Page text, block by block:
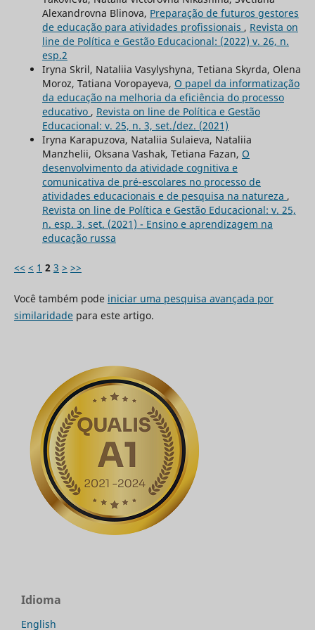
Alexandrovna Blinova, Preparação de futuros gestores
de educação para atividades profissionais , Revista on
line de Política e Gestão Educacional: (2022) v. 26, n.
esp.2
Iryna Skril, Nataliia Vasylyshyna, Tetiana Skyrda, Olena
Moroz, Tatiana Voropayeva, O papel da informatização
da educação na melhoria da eficiência do processo
educativo , Revista on line de Política e Gestão
Educacional: v. 25, n. 3, set./dez. (2021)
Iryna Karapuzova, Nataliia Sulaieva, Nataliia
Manzhelii, Oksana Vashak, Tetiana Fazan, O
desenvolvimento da atividade cognitiva e
comunicativa de pré-escolares no processo de
atividades educacionais e de pesquisa na natureza ,
Revista on line de Política e Gestão Educacional: v. 25,
n. esp. 3, set. (2021) - Ensino e aprendizagem na
educação russa
<< < 1 2 3 > >>
Você também pode iniciar uma pesquisa avançada por
similaridadepara este artigo.
Idioma
English